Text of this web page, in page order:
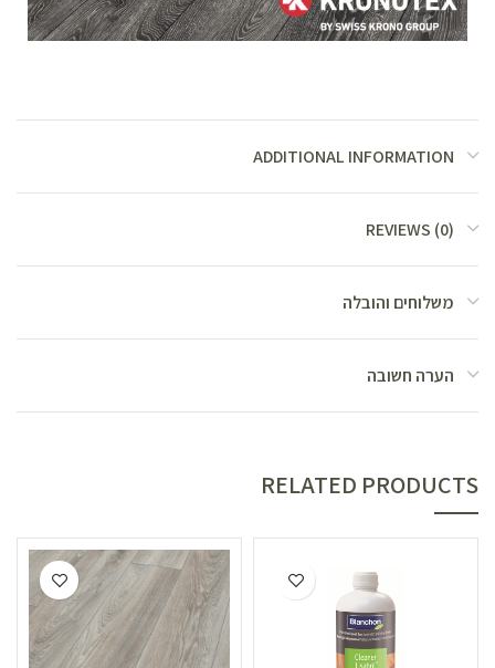
ADDITIONAL INFORMATION
REVIEWS (0)
משלוחים והובלה
הערה חשובה
RELATED PRODUCTS